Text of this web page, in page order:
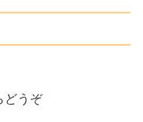
どうぞ